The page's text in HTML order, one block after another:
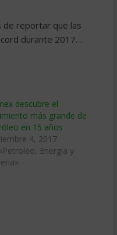
de reportar que las
durante 2017…
descubre el
más grande de
en 15 años
4, 2017
Energia y